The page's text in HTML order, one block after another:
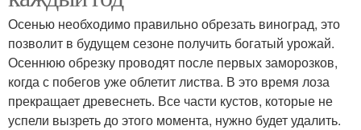
Осенью необходимо правильно обрезать виноград, это
позволит в будущем сезоне получить богатый урожай.
Осеннюю обрезку проводят после первых заморозков,
когда с побегов уже облетит листва. В это время лоза
прекращает древеснеть. Все части кустов, которые не
успели вызреть до этого момента, нужно будет удалить.